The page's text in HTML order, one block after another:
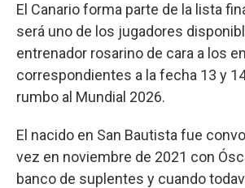
El Canario forma parte de la lista
será uno de los jugadores
entrenador rosarino de cara a los
correspondientes a la fecha 13 y
rumbo al Mundial 2026.
El nacido en San Bautista fue
vez en noviembre de 2021 con
banco de suplentes y cuando